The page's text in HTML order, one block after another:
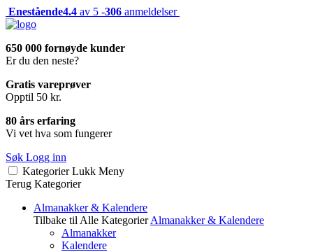
Enestående4.4 av 5 -306 anmeldelser
650 000 fornøyde kunder
Er du den neste?
Gratis vareprøver
Opptil 50 kr.
80 års erfaring
Vi vet hva som fungerer
Søk Logg inn
Kategorier Lukk Meny
Terug Kategorier
Almanakker & Kalendere
Tilbake til Alle Kategorier Almanakker & Kalendere
Almanakker
Kalendere